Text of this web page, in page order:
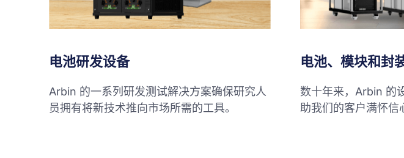
电池研发设备
Arbin 的一系列研发测试解决方案确保研究人
员拥有将新技术推向市场所需的工具。
电池、模块和封
数十年来，Arbin 的
助我们的客户满怀信